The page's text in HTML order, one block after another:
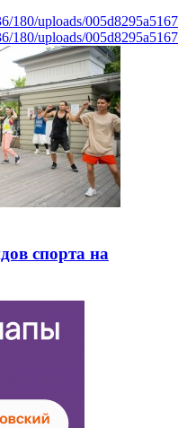
180/uploads/
180/uploads/
спорта на